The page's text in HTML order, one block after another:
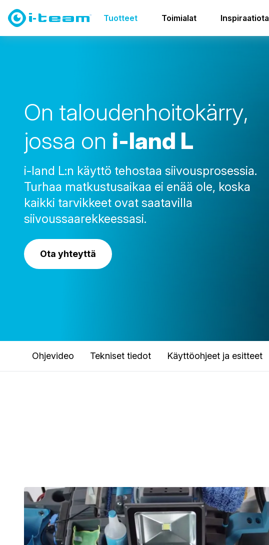
Tuotteet Toimialat Inspiraatiota
Kuljetus ja varastointi i-land perhe
On taloudenhoitokärry,
jossa on i-land L
i-land L:n käyttö tehostaa siivousprosessia.
Turhaa matkustusaikaa ei enää ole, koska
kaikki tarvikkeet ovat saatavilla
siivoussaarekkeessasi.
Ota yhteyttä
Ohjevideo Tekniset tiedot Käyttöohjeet ja esitteet